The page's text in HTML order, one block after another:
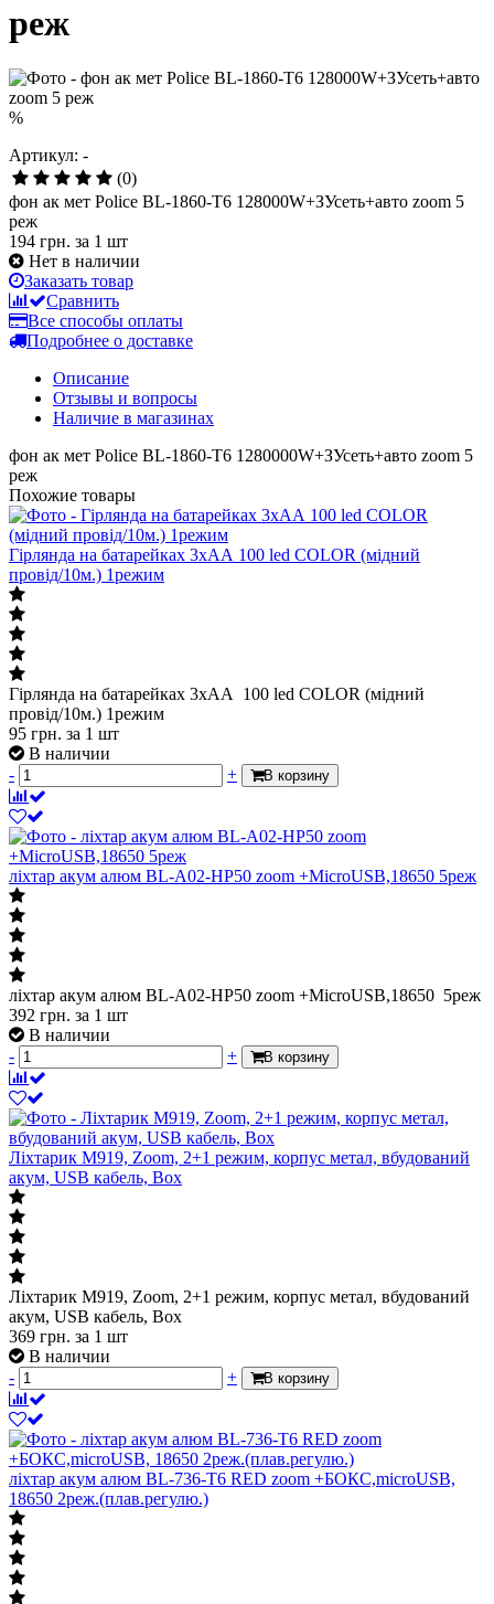
реж
%
Артикул: -
(0)
фон ак мет Police BL-1860-T6 128000W+ЗУсеть+авто zoom 5
реж
194 грн. за 1 шт
Нет в наличии
Заказать товар
Сравнить
Все способы оплаты
Подробнее о доставке
Описание
Отзывы и вопросы
Наличие в магазинах
фон ак мет Police BL-1860-T6 1280000W+ЗУсеть+авто zoom 5
реж
Похожие товары
Гірлянда на батарейках 3хАА 100 led COLOR (мідний
провід/10м.) 1режим
Гірлянда на батарейках 3хАА 100 led COLOR (мідний
провід/10м.) 1режим
95 грн. за 1 шт
В наличии
-
+ В корзину
ліхтар акум алюм BL-A02-HP50 zoom +MicroUSB,18650 5реж
ліхтар акум алюм BL-A02-HP50 zoom +MicroUSB,18650 5реж
392 грн. за 1 шт
В наличии
-
+ В корзину
Ліхтарик M919, Zoom, 2+1 режим, корпус метал, вбудований
акум, USB кабель, Box
Ліхтарик M919, Zoom, 2+1 режим, корпус метал, вбудований
акум, USB кабель, Box
369 грн. за 1 шт
В наличии
-
+ В корзину
ліхтар акум алюм BL-736-T6 RED zoom +БОКС,microUSB,
18650 2реж.(плав.регулю.)